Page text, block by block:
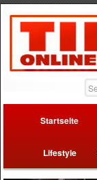
Startseite
Lifestyle